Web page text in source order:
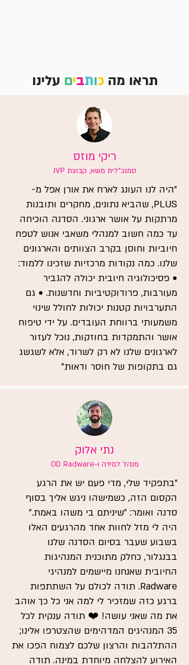
תראו מה כותבים עלינו
ריקי מוזס
סמנכ"לית משא, קבוצת JVP
"היה לנו העונג לארח את אורן אפל מ-
PLUS, שהביא נתונים, מחקרים ותובנות
מרתקות על אושר ארגוני. הסדנה הוכיחה
עד כמה חשוב למנהלי משאבי אנוש לטפח
חיוביות וחוסן בקרב הצוותים והארגונים
שלנו. כמה נקודות מרכזיות שזכינו ללמוד:
• פסיכולוגיה חיובית יכולה להגביר
מעורבות, פרודוקטיביות וחדשנות. • גם
התערבויות קטנות יכולות לחולל שינוי
משמעותי ברווחת העובדים. על ידי טיפוח
אושר והתמקדות בחוזקות, נוכל לעזור
לארגונים שלנו לא רק לשרוד, אלא לשגשג
גם בתקופות של חוסר ודאות"
נתי אלוק
מנהל למידה ו-OD Radware
"בתפקיד שלי, מדי פעם יש את הרגע
הקסום הזה, כשמישהו ניגש אליך בסוף
סדנה ואומר: "שיניתם בי משהו באמת."
היה לי מזל לחוות אחד מהרגעים האלו
בשבוע שעבר בסיום הסדנה שלנו
בבנגלור, כחלק מתוכנית המנהיגות
החיובית שאנחנו מיישמים למנהיגי
Radware. תודה לכולם על השתתפות
ברגע כזה שמזכיר לי למה אני כל כך אוהב
את מה שאני עושה! ❤️ תודה ענקית לכל
35 המנהיגים המדהימים שהצטרפו אלינו;
ההתלהבות והרצון שלכם לצמוח הפכו את
האירוע להצלחה מיוחדת במינה. תודה